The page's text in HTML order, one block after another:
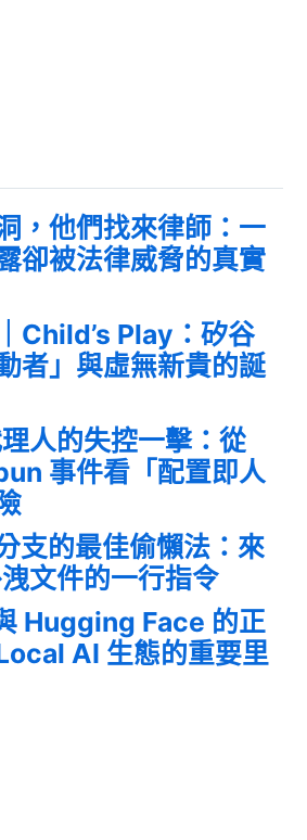
，他們找來律師：一
卻被法律威脅的真實
Child’s Play：矽谷
者」與虛無新貴的誕
人的失控一擊：從
事件看「配置即人
支的最佳偷懶法：來
文件的一行指令
Hugging Face 的正
AI 生態的重要里